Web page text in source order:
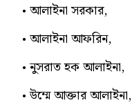
আলাইনা সরকার,
আলাইনা আফরিন,
নুসরাত হক আলাইনা,
উম্মে আক্তার আলাইনা,